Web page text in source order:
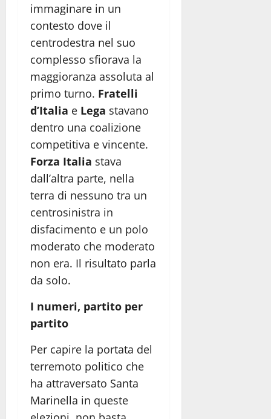
immaginare in un
contesto dove il
centrodestra nel suo
complesso sfiorava la
maggioranza assoluta al
primo turno. Fratelli
d’Italia e Lega stavano
dentro una coalizione
competitiva e vincente.
Forza Italia stava
dall’altra parte, nella
terra di nessuno tra un
centrosinistra in
disfacimento e un polo
moderato che moderato
non era. Il risultato parla
da solo.
I numeri, partito per
partito
Per capire la portata del
terremoto politico che
ha attraversato Santa
Marinella in queste